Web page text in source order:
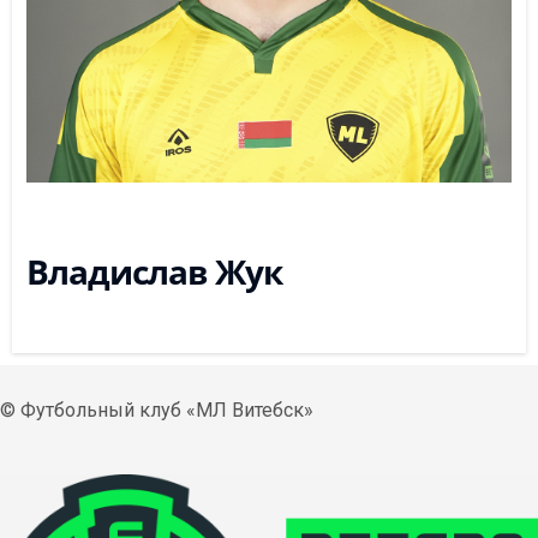
Владислав Жук
© Футбольный клуб «МЛ Витебск»